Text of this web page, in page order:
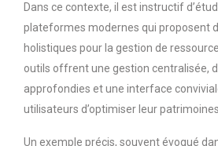
Dans ce contexte, il est instructif
plateformes modernes qui proposent
holistiques pour la gestion de
outils offrent une gestion centralisée,
approfondies et une interface
utilisateurs d’optimiser leur
Un exemple précis, souvent évoqué